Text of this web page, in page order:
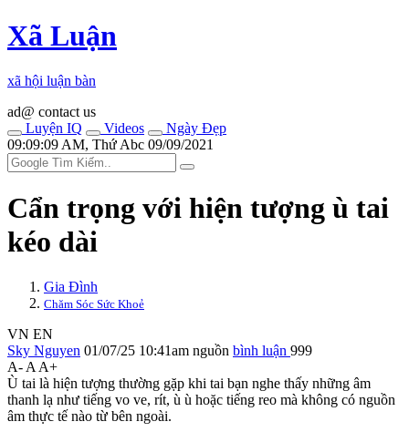
Xã Luận
xã hội luận bàn
ad@ contact us
Luyện IQ
Videos
Ngày Đẹp
09:09:09 AM, Thứ Abc 09/09/2021
Cẩn trọng với hiện tượng ù tai
kéo dài
Gia Đình
Chăm Sóc Sức Khoẻ
VN EN
Sky Nguyen 01/07/25 10:41am nguồn bình luận 999
A- A A+
Ù tai là hiện tượng thường gặp khi tai bạn nghe thấy những âm
thanh lạ như tiếng vo ve, rít, ù ù hoặc tiếng reo mà không có nguồn
âm thực tế nào từ bên ngoài.